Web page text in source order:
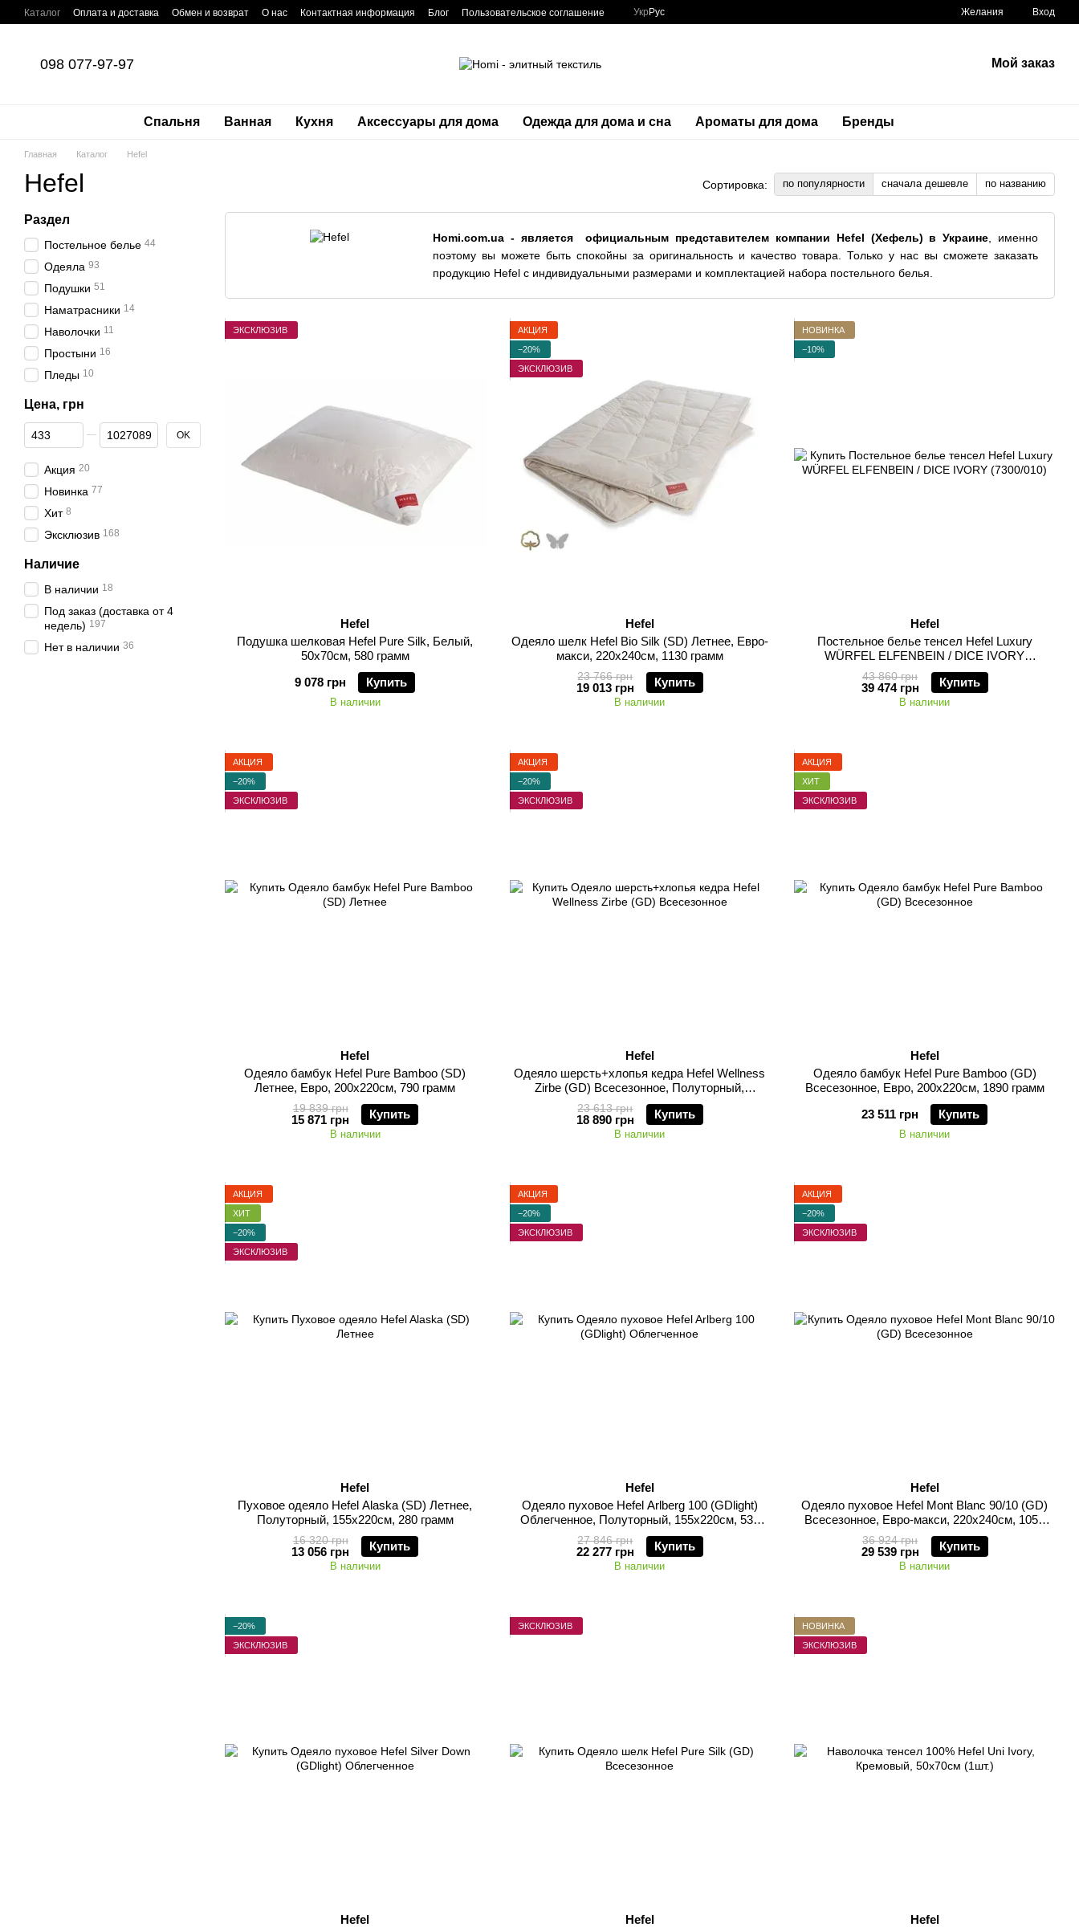
Перейти к основному контенту
Каталог Оплата и доставка Обмен и возврат О нас Контактная информация Блог Пользовательское соглашение Укр Рус Желания Вход
098 077-97-97 Мой заказ
Спальня Ванная Кухня Аксессуары для дома Одежда для дома и сна Ароматы для дома Бренды
Главная Каталог Hefel
Hefel Сортировка: по популярности сначала дешевле по названию
Homi.com.ua - является официальным представителем компании Hefel (Хефель) в Украине , именно
поэтому вы можете быть спокойны за оригинальность и качество товара. Только у нас вы сможете заказать
продукцию Hefel с индивидуальными размерами и комплектацией набора постельного белья.
ЭКСКЛЮЗИВ
Hefel
Подушка шелковая Hefel Pure Silk, Белый,
50х70см, 580 грамм
9 078 грн
Купить
В наличии
АКЦИЯ
−20%
ЭКСКЛЮЗИВ
Hefel
Одеяло шелк Hefel Bio Silk (SD) Летнее, Евро-
макси, 220х240см, 1130 грамм
23 766 грн
19 013 грн Купить
В наличии
НОВИНКА
−10%
Hefel
Постельное белье тенсел Hefel Luxury
WÜRFEL ELFENBEIN / DICE IVORY
(7300/010), Кремовый, Евро, 50х70см (2шт),
200х200см, 180х200см на резинке
43 860 грн
39 474 грн Купить
В наличии
АКЦИЯ
−20%
ЭКСКЛЮЗИВ
Hefel
Одеяло бамбук Hefel Pure Bamboo (SD)
Летнее, Евро, 200х220см, 790 грамм
19 839 грн
15 871 грн Купить
В наличии
АКЦИЯ
−20%
ЭКСКЛЮЗИВ
Hefel
Одеяло шерсть+хлопья кедра Hefel Wellness
Zirbe (GD) Всесезонное, Полуторный,
160х220см, 1260+200 грамм
23 613 грн
18 890 грн Купить
В наличии
АКЦИЯ
ХИТ
ЭКСКЛЮЗИВ
Hefel
Одеяло бамбук Hefel Pure Bamboo (GD)
Всесезонное, Евро, 200х220см, 1890 грамм
23 511 грн
Купить
В наличии
АКЦИЯ
ХИТ
−20%
ЭКСКЛЮЗИВ
Hefel
Пуховое одеяло Hefel Alaska (SD) Летнее,
Полуторный, 155х220см, 280 грамм
16 320 грн
13 056 грн Купить
В наличии
АКЦИЯ
−20%
ЭКСКЛЮЗИВ
Hefel
Одеяло пуховое Hefel Arlberg 100 (GDlight)
Облегченное, Полуторный, 155х220см, 530
грамм
27 846 грн
22 277 грн Купить
В наличии
АКЦИЯ
−20%
ЭКСКЛЮЗИВ
Hefel
Одеяло пуховое Hefel Mont Blanc 90/10 (GD)
Всесезонное, Евро-макси, 220х240см, 1050
грамм
36 924 грн
29 539 грн Купить
В наличии
−20%
ЭКСКЛЮЗИВ
Hefel
ЭКСКЛЮЗИВ
Hefel
НОВИНКА
ЭКСКЛЮЗИВ
Hefel
Раздел
Постельное белье 44
Одеяла 93
Подушки 51
Наматрасники 14
Наволочки 11
Простыни 16
Пледы 10
Цена, грн
От Цена, грн
До Цена, грн OK
Акция 20
Новинка 77
Хит 8
Эксклюзив 168
Наличие
В наличии 18
Под заказ (доставка от 4
недель) 197
Нет в наличии 36